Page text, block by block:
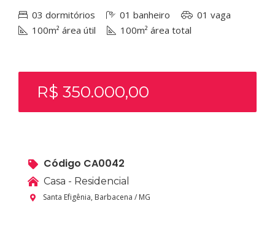
03 dormitórios 01 banheiro
01 vaga
100m² área útil
100m² área total
R$ 350.000,00
Código CA0042
Casa - Residencial
Santa Efigênia, Barbacena / MG